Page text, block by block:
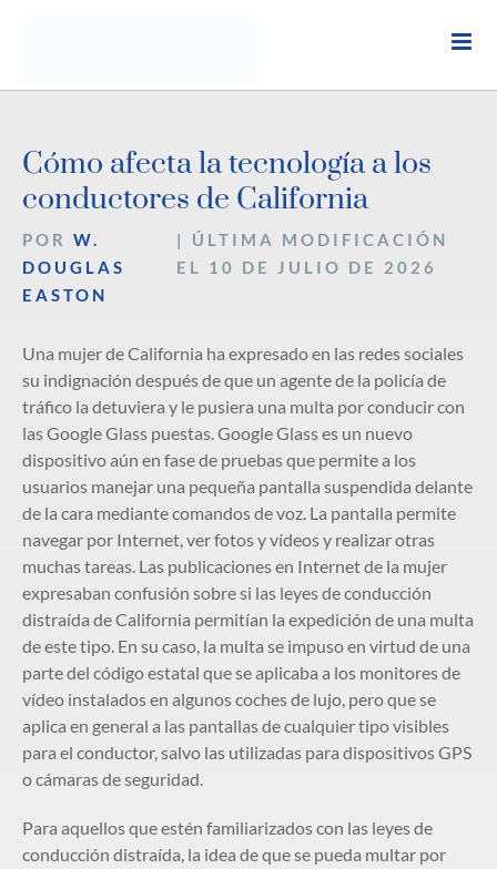
Cómo afecta la tecnología a los
conductores de California
POR W.
DOUGLAS
EASTON
| ÚLTIMA MODIFICACIÓN
EL 10 DE JULIO DE 2026
Una mujer de California ha expresado en las redes sociales
su indignación después de que un agente de la policía de
tráfico la detuviera y le pusiera una multa por conducir con
las Google Glass puestas. Google Glass es un nuevo
dispositivo aún en fase de pruebas que permite a los
usuarios manejar una pequeña pantalla suspendida delante
de la cara mediante comandos de voz. La pantalla permite
navegar por Internet, ver fotos y vídeos y realizar otras
muchas tareas. Las publicaciones en Internet de la mujer
expresaban confusión sobre si las leyes de conducción
distraída de California permitían la expedición de una multa
de este tipo. En su caso, la multa se impuso en virtud de una
parte del código estatal que se aplicaba a los monitores de
vídeo instalados en algunos coches de lujo, pero que se
aplica en general a las pantallas de cualquier tipo visibles
para el conductor, salvo las utilizadas para dispositivos GPS
o cámaras de seguridad.
Para aquellos que estén familiarizados con las leyes de
conducción distraída, la idea de que se pueda multar por